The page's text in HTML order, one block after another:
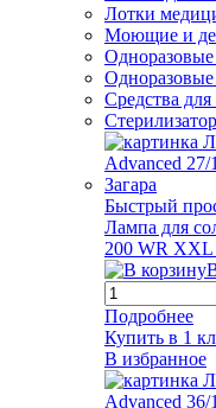
Лотки
Моющие и
Одноразовые
Средства
Быстрый
Лампа для
200 WR XXL
Подробнее
Купить в 1
В избранное